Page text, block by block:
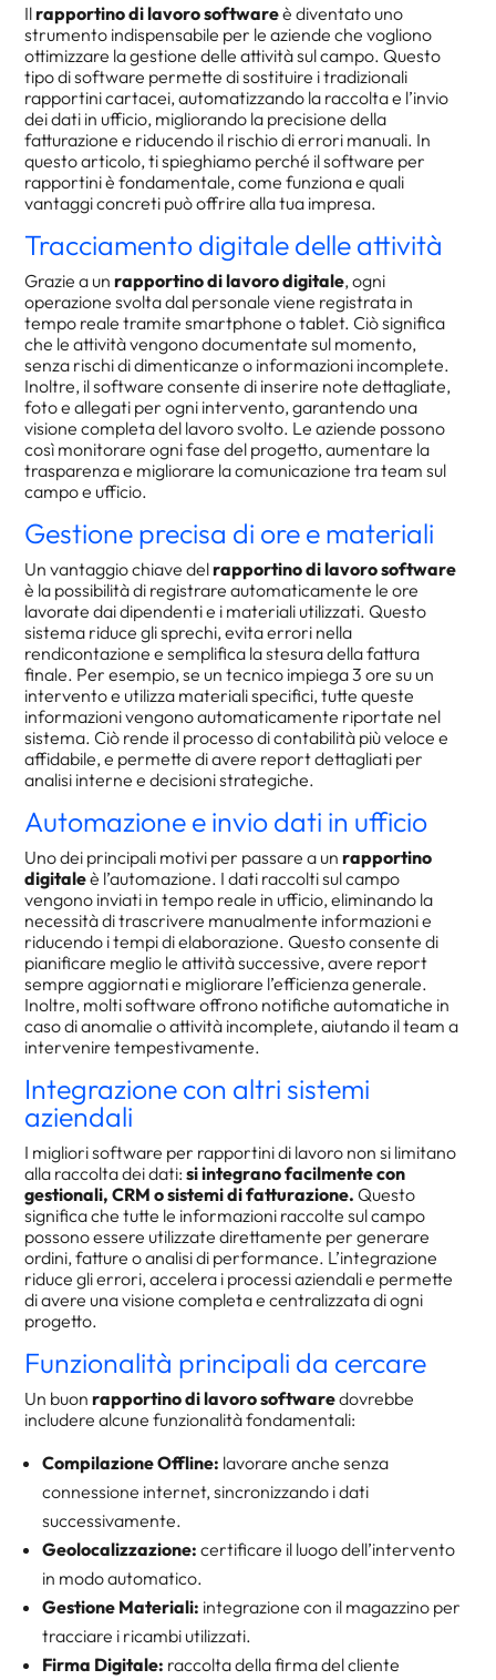
Ilrapportino di lavoro softwareè diventato uno
strumento indispensabile per le aziende che vogliono
ottimizzare la gestione delle attività sul campo. Questo
tipo di software permette di sostituire i tradizionali
rapportini cartacei, automatizzando la raccolta e l’invio
dei dati in ufficio, migliorando la precisione della
fatturazione e riducendo il rischio di errori manuali. In
questo articolo, ti spieghiamo perché il software per
rapportini è fondamentale, come funziona e quali
vantaggi concreti può offrire alla tua impresa.
Tracciamento digitale delle attività
Grazie a unrapportino di lavoro digitale, ogni
operazione svolta dal personale viene registrata in
tempo reale tramite smartphone o tablet. Ciò significa
che le attività vengono documentate sul momento,
senza rischi di dimenticanze o informazioni incomplete.
Inoltre, il software consente di inserire note dettagliate,
foto e allegati per ogni intervento, garantendo una
visione completa del lavoro svolto. Le aziende possono
così monitorare ogni fase del progetto, aumentare la
trasparenza e migliorare la comunicazione tra team sul
campo e ufficio.
Gestione precisa di ore e materiali
Un vantaggio chiave delrapportino di lavoro software
è la possibilità di registrare automaticamente le ore
lavorate dai dipendenti e i materiali utilizzati. Questo
sistema riduce gli sprechi, evita errori nella
rendicontazione e semplifica la stesura della fattura
finale. Per esempio, se un tecnico impiega 3 ore su un
intervento e utilizza materiali specifici, tutte queste
informazioni vengono automaticamente riportate nel
sistema. Ciò rende il processo di contabilità più veloce e
affidabile, e permette di avere report dettagliati per
analisi interne e decisioni strategiche.
Automazione e invio dati in ufficio
Uno dei principali motivi per passare a unrapportino
digitaleè l’automazione. I dati raccolti sul campo
vengono inviati in tempo reale in ufficio, eliminando la
necessità di trascrivere manualmente informazioni e
riducendo i tempi di elaborazione. Questo consente di
pianificare meglio le attività successive, avere report
sempre aggiornati e migliorare l’efficienza generale.
Inoltre, molti software offrono notifiche automatiche in
caso di anomalie o attività incomplete, aiutando il team a
intervenire tempestivamente.
Integrazione con altri sistemi
aziendali
I migliori software per rapportini di lavoro non si limitano
alla raccolta dei dati:si integrano facilmente con
gestionali, CRM o sistemi di fatturazione. Questo
significa che tutte le informazioni raccolte sul campo
possono essere utilizzate direttamente per generare
ordini, fatture o analisi di performance. L’integrazione
riduce gli errori, accelera i processi aziendali e permette
di avere una visione completa e centralizzata di ogni
progetto.
Funzionalità principali da cercare
Un buonrapportino di lavoro softwaredovrebbe
includere alcune funzionalità fondamentali:
Compilazione Offline: lavorare anche senza
connessione internet, sincronizzando i dati
successivamente.
Geolocalizzazione: certificare il luogo dell’intervento
in modo automatico.
Gestione Materiali: integrazione con il magazzino per
tracciare i ricambi utilizzati.
Firma Digitale: raccolta della firma del cliente